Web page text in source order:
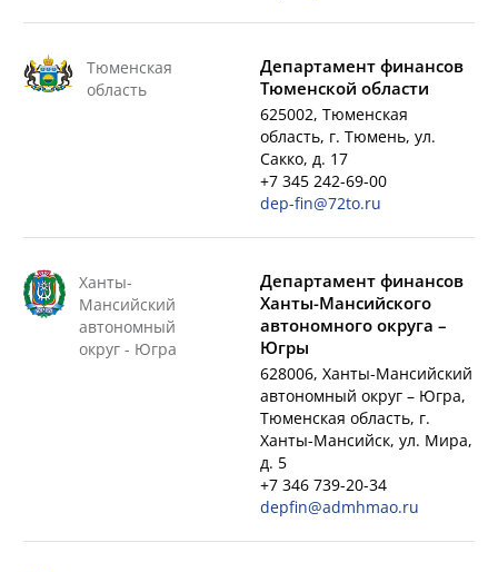
Тюменская
область
Департамент финансов
Тюменской области
625002, Тюменская
область, г. Тюмень, ул.
Сакко, д. 17
+7 345 242-69-00
dep-fin@72to.ru
Ханты-
Мансийский
автономный
округ - Югра
Департамент финансов
Ханты-Мансийского
автономного округа –
Югры
628006, Ханты-Мансийский
автономный округ – Югра,
Тюменская область, г.
Ханты-Мансийск, ул. Мира,
д. 5
+7 346 739-20-34
depfin@admhmao.ru